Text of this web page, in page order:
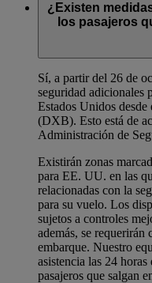
¿Existen
los pasajeros
Sí, a partir del 26 de
seguridad adicionales
Estados Unidos
(DXB). Esto está de
Administración de
Existirán zonas
para EE. UU. en las
relacionadas con la
para su vuelo. Los
sujetos a controles
además, se requerirán
embarque. Nuestro
asistencia las 24
pasajeros que salgan